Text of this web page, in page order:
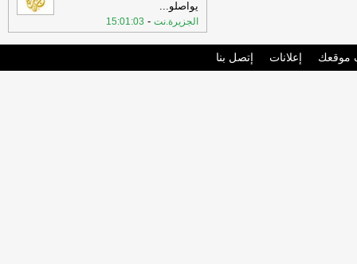
يواصلو...
الجزيرة.نت -
15:01:03
موقعك إعلانات إتصل بنا